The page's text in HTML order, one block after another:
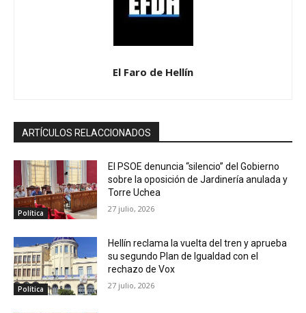
El Faro de Hellín
ARTÍCULOS RELACCIONADOS
Política
El PSOE denuncia “silencio” del Gobierno
sobre la oposición de Jardinería anulada y
Torre Uchea
27 julio, 2026
Política
Hellín reclama la vuelta del tren y aprueba
su segundo Plan de Igualdad con el
rechazo de Vox
27 julio, 2026